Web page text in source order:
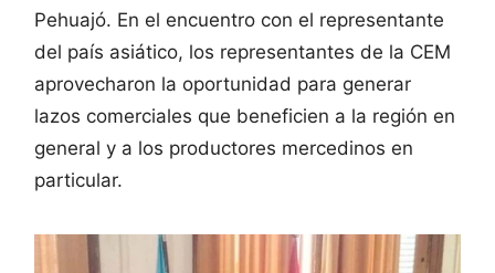
Pehuajó. En el encuentro con el representante
del país asiático, los representantes de la CEM
aprovecharon la oportunidad para generar
lazos comerciales que beneficien a la región en
general y a los productores mercedinos en
particular.